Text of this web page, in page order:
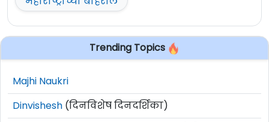
Trending Topics
Majhi Naukri
Dinvishesh (दिनविशेष दिनदर्शिका)